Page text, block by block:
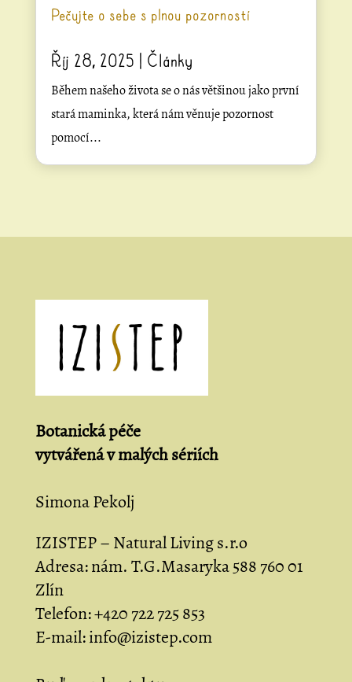
Pečujte o sebe s plnou pozorností
Říj 28, 2025 | Články
Během našeho života se o nás většinou jako první
stará maminka, která nám věnuje pozornost
pomocí...
Botanická péče
vytvářenáv malých sériích
Simona Pekolj
IZISTEP – Natural Living s.r.o
Adresa:nám. T.G.Masaryka 588 760 01
Zlín
Telefon:+420 722 725 853
E-mail:info@izistep.com